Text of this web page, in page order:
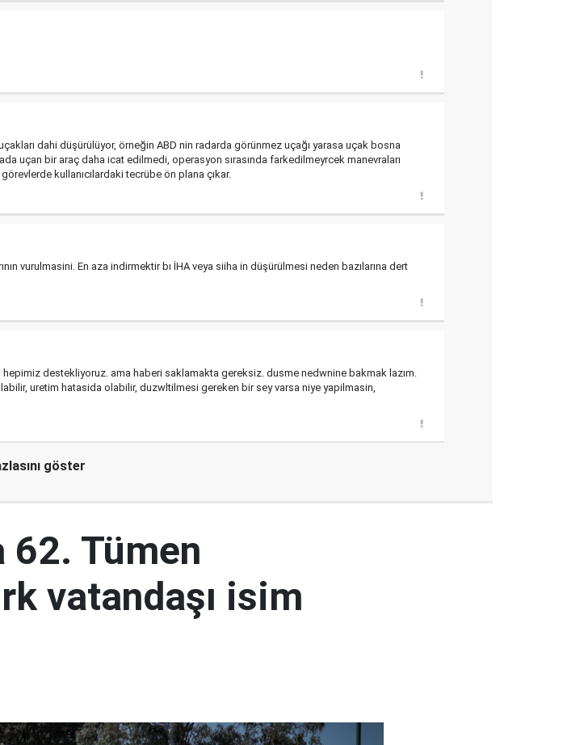
dahi düşürülüyor, örneğin ABD nin radarda görünmez uçağı yarasa uçak bosna
uçan bir araç daha icat edilmedi, operasyon sırasında farkedilmeyrcek manevraları
kullanıcılardaki tecrübe ön plana çıkar.
vurulmasini. En aza indirmektir bı İHA veya siiha in düşürülmesi neden bazılarına dert
destekliyoruz. ama haberi saklamakta gereksiz. dusme nedwnine bakmak lazım.
uretim hatasida olabilir, duzwltilmesi gereken bir sey varsa niye yapilmasin,
göster
62. Tümen
vatandaşı isim